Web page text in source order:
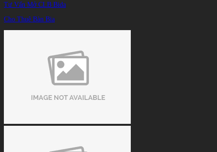
TIN TỨC /
Tư Vấn Mở CLB Bida
Cho Thuê Bàn Bia